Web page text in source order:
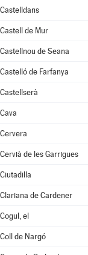
Castelldans
Castell de Mur
Castellnou de Seana
Castelló de Farfanya
Castellserà
Cava
Cervera
Cervià de les Garrigues
Ciutadilla
Clariana de Cardener
Cogul, el
Coll de Nargó